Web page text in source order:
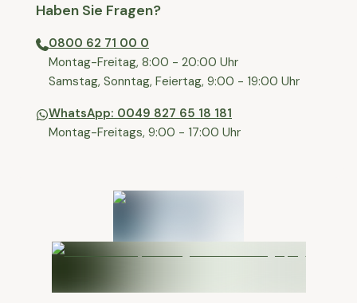
Haben Sie Fragen?
0800 62 71 00 0
⁠⁠Montag-Freitag, 8:00 - 20:00 Uhr
⁠Samstag, Sonntag, Feiertag, 9:00 - 19:00 Uhr
WhatsApp: 0049 827 65 18 181
Montag-Freitags, 9:00 - 17:00 Uhr